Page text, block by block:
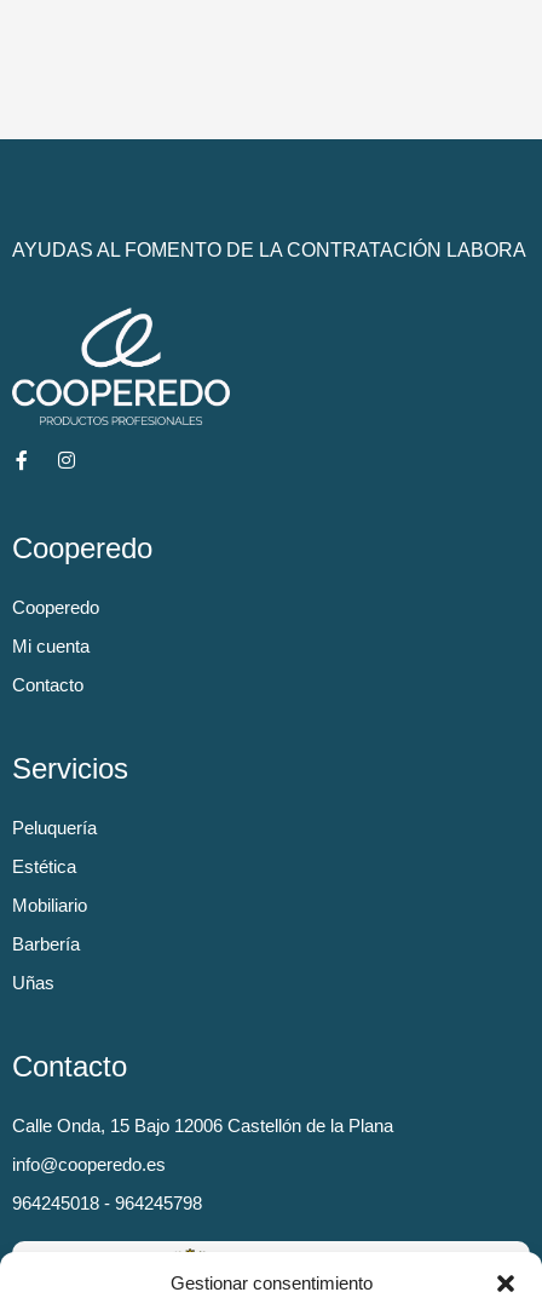
Gestionar consentimiento
AYUDAS AL FOMENTO DE LA CONTRATACIÓN LABORA
Cooperedo
Cooperedo
Mi cuenta
Contacto
Servicios
Peluquería
Estética
Mobiliario
Barbería
Uñas
Contacto
Calle Onda, 15 Bajo 12006 Castellón de la Plana
info@cooperedo.es
964245018 - 964245798